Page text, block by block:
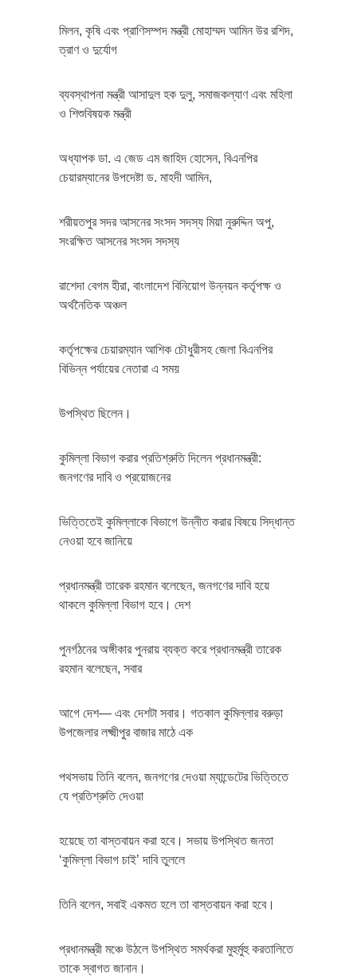
মিলন, কৃষি এবং প্রাণিসম্পদ মন্ত্রী মোহাম্মদ আমিন উর রশিদ,
ত্রাণ ও দুর্যোগ
ব্যবস্থাপনা মন্ত্রী আসাদুল হক দুলু, সমাজকল্যাণ এবং মহিলা
ও শিশুবিষয়ক মন্ত্রী
অধ্যাপক ডা. এ জেড এম জাহিদ হোসেন, বিএনপির
চেয়ারম্যানের উপদেষ্টা ড. মাহদী আমিন,
শরীয়তপুর সদর আসনের সংসদ সদস্য মিয়া নুরুদ্দিন অপু,
সংরক্ষিত আসনের সংসদ সদস্য
রাশেদা বেগম হীরা, বাংলাদেশ বিনিয়োগ উন্নয়ন কর্তৃপক্ষ ও
অর্থনৈতিক অঞ্চল
কর্তৃপক্ষের চেয়ারম্যান আশিক চৌধুরীসহ জেলা বিএনপির
বিভিন্ন পর্যায়ের নেতারা এ সময়
উপস্থিত ছিলেন।
কুমিল্লা বিভাগ করার প্রতিশ্রুতি দিলেন প্রধানমন্ত্রী:
জনগণের দাবি ও প্রয়োজনের
ভিত্তিতেই কুমিল্লাকে বিভাগে উন্নীত করার বিষয়ে সিদ্ধান্ত
নেওয়া হবে জানিয়ে
প্রধানমন্ত্রী তারেক রহমান বলেছেন, জনগণের দাবি হয়ে
থাকলে কুমিল্লা বিভাগ হবে। দেশ
পুনর্গঠনের অঙ্গীকার পুনরায় ব্যক্ত করে প্রধানমন্ত্রী তারেক
রহমান বলেছেন, সবার
আগে দেশ— এবং দেশটা সবার। গতকাল কুমিল্লার বরুড়া
উপজেলার লক্ষ্মীপুর বাজার মাঠে এক
পথসভায় তিনি বলেন, জনগণের দেওয়া ম্যান্ডেটের ভিত্তিতে
যে প্রতিশ্রুতি দেওয়া
হয়েছে তা বাস্তবায়ন করা হবে। সভায় উপস্থিত জনতা
‘কুমিল্লা বিভাগ চাই’ দাবি তুললে
তিনি বলেন, সবাই একমত হলে তা বাস্তবায়ন করা হবে।
প্রধানমন্ত্রী মঞ্চে উঠলে উপস্থিত সমর্থকরা মুহুর্মুহু করতালিতে
তাকে স্বাগত জানান।